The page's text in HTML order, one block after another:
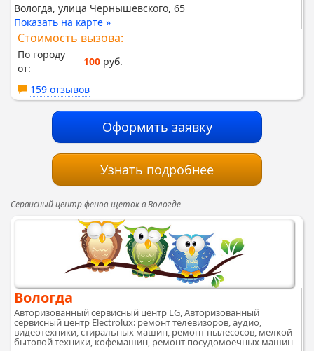
Вологда, улица Чернышевского, 65
Показать на карте »
Стоимость вызова:
По городу
от:
100 руб.
159 отзывов
Оформить заявку
Узнать подробнее
Сервисный центр фенов-щеток в Вологде
Вологда
Авторизованный сервисный центр LG, Авторизованный
сервисный центр Electrolux: ремонт телевизоров, аудио,
видеотехники, стиральных машин, ремонт пылесосов, мелкой
бытовой техники, кофемашин, ремонт посудомоечных машин